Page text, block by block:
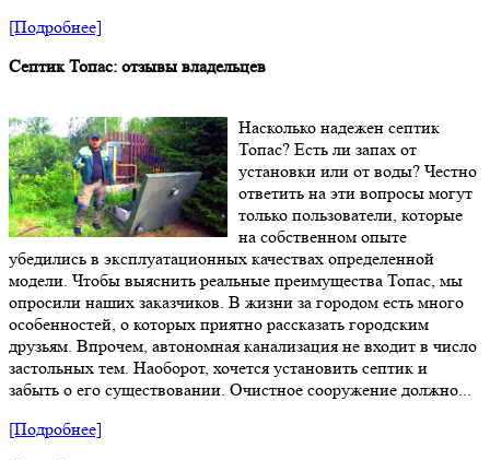
[Подробнее]
Септик Топас: отзывы владельцев
Насколько надежен септик
Топас? Есть ли запах от
установки или от воды? Честно
ответить на эти вопросы могут
только пользователи, которые
на собственном опыте
убедились в эксплуатационных качествах определенной
модели. Чтобы выяснить реальные преимущества Топас, мы
опросили наших заказчиков. В жизни за городом есть много
особенностей, о которых приятно рассказать городским
друзьям. Впрочем, автономная канализация не входит в число
застольных тем. Наоборот, хочется установить септик и
забыть о его существовании. Очистное сооружение должно...
[Подробнее]